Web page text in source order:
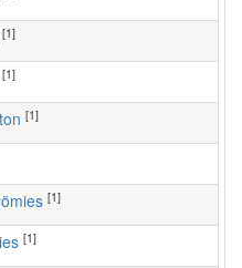
[1]
[1]
[1]
[1]
[1]